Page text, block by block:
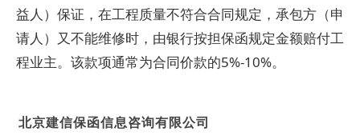
益人）保证，在工程质量不符合合同规定，承包方（申
请人）又不能维修时，由银行按担保函规定金额赔付工
程业主。该款项通常为合同价款的5%-10%。
北京建信保函信息咨询有限公司